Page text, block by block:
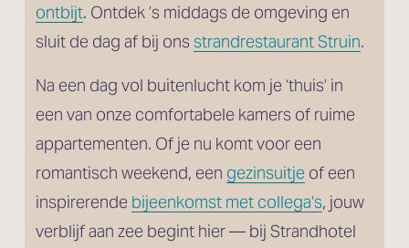
ontbijt. Ontdek ’s middags de omgeving en
sluit de dag af bij ons strandrestaurant Struin.
Na een dag vol buitenlucht kom je ‘thuis’ in
een van onze comfortabele kamers of ruime
appartementen. Of je nu komt voor een
romantisch weekend, een gezinsuitje of een
inspirerende bijeenkomst met collega’s, jouw
verblijf aan zee begint hier — bij Strandhotel